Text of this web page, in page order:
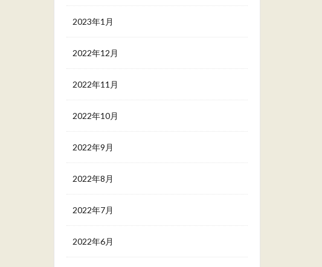
2023年1月
2022年12月
2022年11月
2022年10月
2022年9月
2022年8月
2022年7月
2022年6月